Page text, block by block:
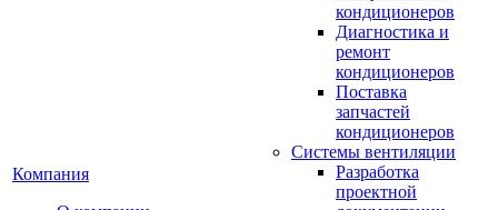
Компания
кондиционеров
Диагностика и
ремонт
кондиционеров
Поставка
запчастей
кондиционеров
Системы вентиляции
Разработка
проектной